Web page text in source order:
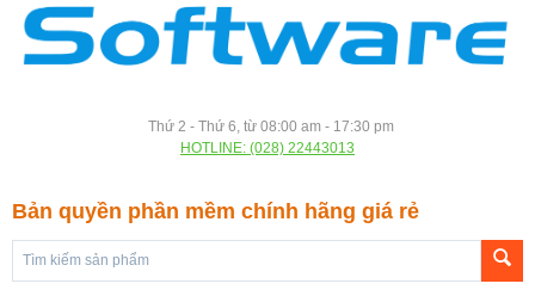
Thứ 2 - Thứ 6, từ 08:00 am - 17:30 pm
HOTLINE: (028) 22443013
Bản quyền phần mềm chính hãng giá rẻ